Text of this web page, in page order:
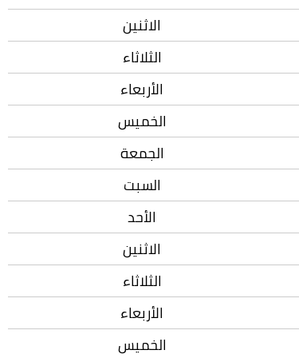
الاثنين
الثلاثاء
الأربعاء
الخميس
الجمعة
السبت
الأحد
الاثنين
الثلاثاء
الأربعاء
الخميس